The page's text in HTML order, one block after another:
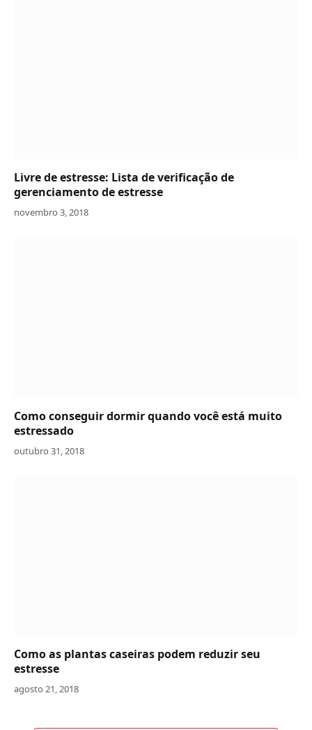
Livre de estresse: Lista de verificação de
gerenciamento de estresse
novembro 3, 2018
Como conseguir dormir quando você está muito
estressado
outubro 31, 2018
Como as plantas caseiras podem reduzir seu
estresse
agosto 21, 2018